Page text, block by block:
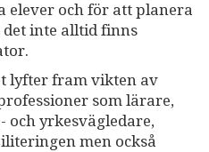
elever och för att planera
inte alltid finns
lyfter fram vikten av
som lärare,
och yrkesvägledare,
men också